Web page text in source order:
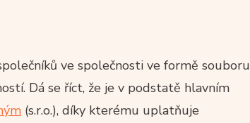
ve společnosti ve formě souboru
Dá se říct, že je v podstatě hlavním
(s.r.o.), díky kterému uplatňuje